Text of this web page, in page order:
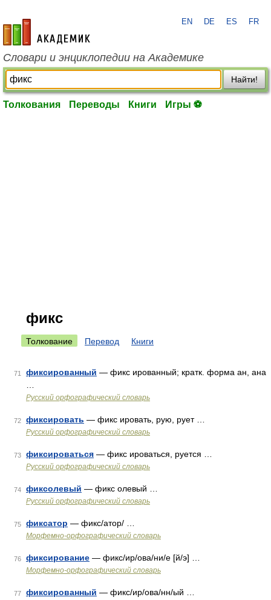
academic.ru
EN DE ES FR
Словари и энциклопедии на Академике
Найти!
Толкования Переводы Книги Игры ⚽
фикс
Толкование Перевод Книги
71 фиксированный — фикс ированный; кратк. форма ан, ана
Русский орфографический словарь
72 фиксировать — фикс ировать, рую, рует …
Русский орфографический словарь
73 фиксироваться — фикс ироваться, руется …
Русский орфографический словарь
74 фиксолевый — фикс олевый …
Русский орфографический словарь
75 фиксатор — фикс/атор/ …
Морфемно-орфографический словарь
76 фиксирование — фикс/ир/ова/ни/е [й/э] …
Морфемно-орфографический словарь
77 фиксированный — фикс/ир/ова/нн/ый …